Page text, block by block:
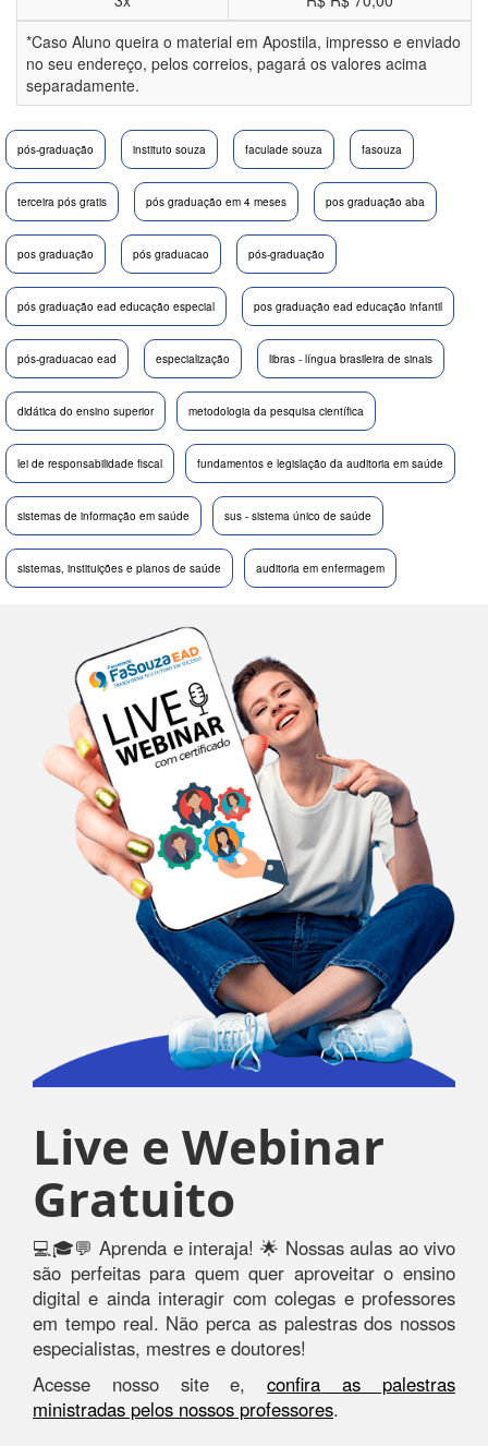
*Caso Aluno queira o material em Apostila, impresso e enviado
no seu endereço, pelos correios, pagará os valores acima
separadamente.
pós-graduação instituto souza faculade souza fasouza
terceira pós gratis pós graduação em 4 meses pos graduação aba
pos graduação pós graduacao pós-graduação
pós graduação ead educação especial pos graduação ead educação infantil
pós-graduacao ead especialização libras - língua brasileira de sinais
didática do ensino superior metodologia da pesquisa científica
lei de responsabilidade fiscal fundamentos e legislação da auditoria em saúde
sistemas de informação em saúde sus - sistema único de saúde
sistemas, instituições e planos de saúde auditoria em enfermagem
Live e Webinar
Gratuito
💻🎓💬 Aprenda e interaja! 🌟 Nossas aulas ao vivo
são perfeitas para quem quer aproveitar o ensino
digital e ainda interagir com colegas e professores
em tempo real. Não perca as palestras dos nossos
especialistas, mestres e doutores!
Acesse nosso site e,confira as palestras
ministradas pelos nossos professores.